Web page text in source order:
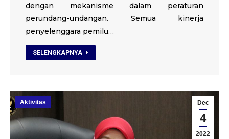
dengan mekanisme dalam peraturan
perundang-undangan. Semua kinerja
penyelenggara pemilu…
SELENGKAPNYA
Dec
4
2022
Aktivitas